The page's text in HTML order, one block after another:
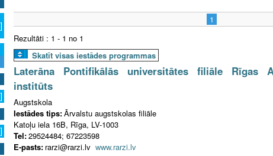
1
Rezultāti : 1 - 1 no 1
Skatīt visas iestādes programmas
Laterāna Pontifikālās universitātes filiāle Rīgas
institūts
Augstskola
Iestādes tips:Ārvalstu augstskolas filiāle
Katoļu iela 16B, Rīga, LV-1003
Tel:29524484; 67223598
E-pasts: rarzi@rarzi.lv www.rarzi.lv